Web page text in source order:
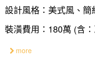
設計風格：美式風、簡
裝潢費用：180萬 (含
more